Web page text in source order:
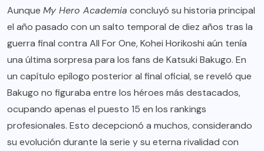
Aunque My Hero Academia concluyó su historia principal
el año pasado con un salto temporal de diez años tras la
guerra final contra All For One, Kohei Horikoshi aún tenía
una última sorpresa para los fans de Katsuki Bakugo. En
un capítulo epílogo posterior al final oficial, se reveló que
Bakugo no figuraba entre los héroes más destacados,
ocupando apenas el puesto 15 en los rankings
profesionales. Esto decepcionó a muchos, considerando
su evolución durante la serie y su eterna rivalidad con